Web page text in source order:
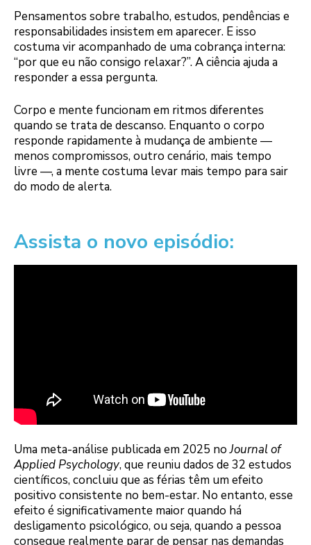
Pensamentos sobre trabalho, estudos, pendências e
responsabilidades insistem em aparecer. E isso
costuma vir acompanhado de uma cobrança interna:
“por que eu não consigo relaxar?”. A ciência ajuda a
responder a essa pergunta.
Corpo e mente funcionam em ritmos diferentes
quando se trata de descanso. Enquanto o corpo
responde rapidamente à mudança de ambiente —
menos compromissos, outro cenário, mais tempo
livre —, a mente costuma levar mais tempo para sair
do modo de alerta.
Assista o novo episódio:
Uma meta-análise publicada em 2025 noJournal of
Applied Psychology, que reuniu dados de 32 estudos
científicos, concluiu que as férias têm um efeito
positivo consistente no bem-estar. No entanto, esse
efeito é significativamente maior quando há
desligamento psicológico, ou seja, quando a pessoa
consegue realmente parar de pensar nas demandas